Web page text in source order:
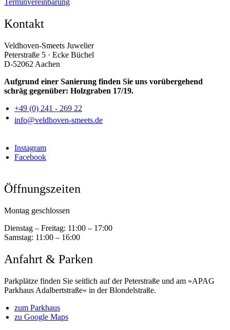
Kontakt
Veldhoven-Smeets Juwelier
Peterstraße 5 · Ecke Büchel
D-52062 Aachen
Aufgrund einer Sanierung finden Sie uns vorübergehend
schräg gegenüber: Holzgraben 17/19.
+49 (0) 241 - 269 22
info@veldhoven-smeets.de
Instagram
Facebook
Öffnungszeiten
Montag geschlossen
Dienstag – Freitag: 11:00 – 17:00
Samstag: 11:00 – 16:00
Anfahrt & Parken
Parkplätze finden Sie seitlich auf der Peterstraße und am »APAG
Parkhaus Adalbertstraße« in der Blondelstraße.
zum Parkhaus
zu Google Maps